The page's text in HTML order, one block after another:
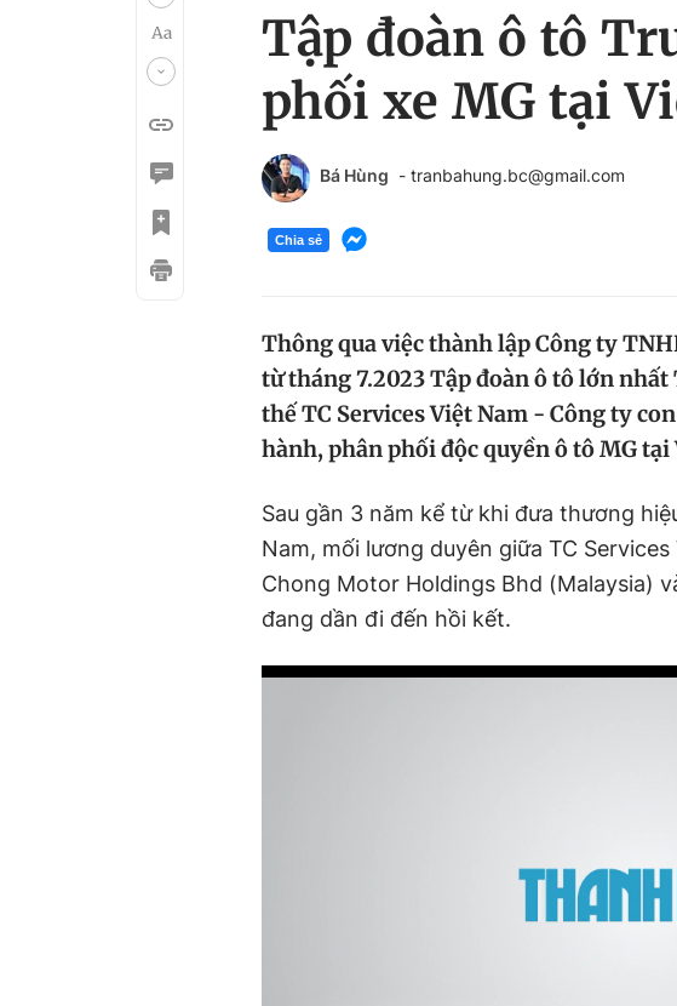
Tập đoàn ô tô
phối xe MG tại
Bá Hùng - tranbahung.bc@gmail.com
Chia sẻ
Thông qua việc thành lập Công ty
từ tháng 7.2023 Tập đoàn ô tô lớn
thế TC Services Việt Nam - Công ty
hành, phân phối độc quyền ô tô MG tại
Sau gần 3 năm kể từ khi đưa thương
Nam, mối lương duyên giữa TC
Chong Motor Holdings Bhd (Malaysia)
đang dần đi đến hồi kết.